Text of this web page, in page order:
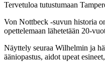
Tervetuloa tutustumaan
Von Nottbeck -suvun historia
opettelemaan lähetetään 20-
Näyttely seuraa Wilhelmin ja
ääniopastus, aidot upeat